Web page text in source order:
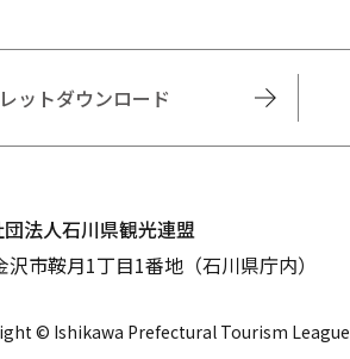
ットダウンロード
法人石川県観光連盟
市鞍月1丁目1番地（石川県庁内）
© Ishikawa Prefectural Tourism League